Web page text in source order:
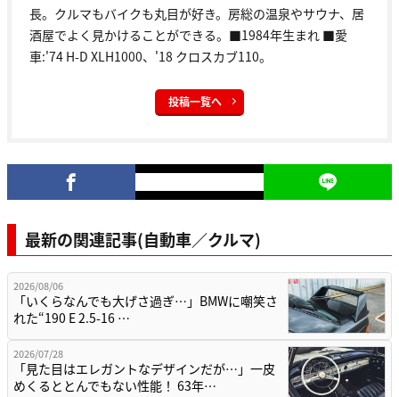
長。クルマもバイクも丸目が好き。房総の温泉やサウナ、居
酒屋でよく見かけることができる。■1984年生まれ ■愛
車:'74 H-D XLH1000、'18 クロスカブ110。
投稿一覧へ
最新の関連記事(自動車／クルマ)
2026/08/06
「いくらなんでも大げさ過ぎ…」BMWに嘲笑さ
れた“190 E 2.5-16 …
2026/07/28
「見た目はエレガントなデザインだが…」一皮
めくるととんでもない性能！ 63年…